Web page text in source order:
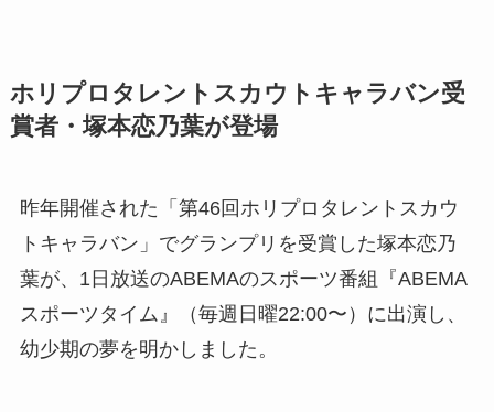
ホリプロタレントスカウトキャラバン受
賞者・塚本恋乃葉が登場
昨年開催された「第46回ホリプロタレントスカウ
トキャラバン」でグランプリを受賞した塚本恋乃
葉が、1日放送のABEMAのスポーツ番組『ABEMA
スポーツタイム』（毎週日曜22:00〜）に出演し、
幼少期の夢を明かしました。